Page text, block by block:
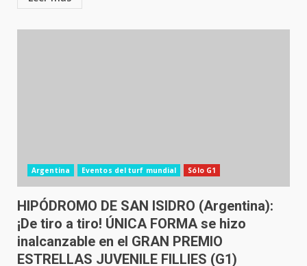
Argentina Eventos del turf mundial Sólo G1
HIPÓDROMO DE SAN ISIDRO (Argentina):
¡De tiro a tiro! ÚNICA FORMA se hizo
inalcanzable en el GRAN PREMIO
ESTRELLAS JUVENILE FILLIES (G1)